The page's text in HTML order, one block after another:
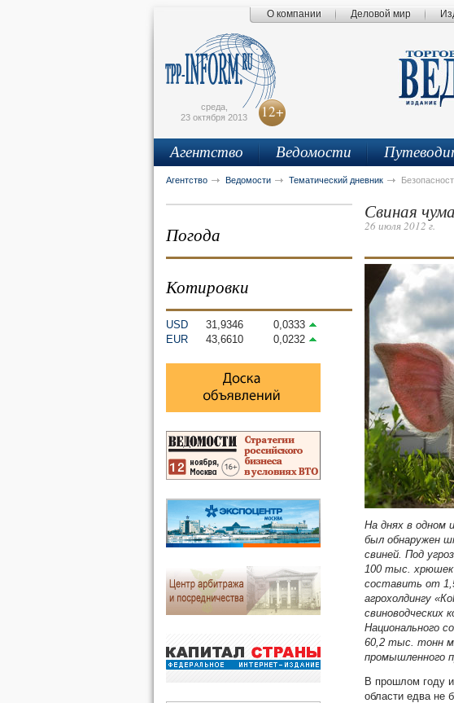
О компании Деловой мир
среда,
23 октября 2013
12+
Агентство Ведомости
Агентство Ведомости Тематический дневник
Погода
Котировки
USD 31,9346
0,0333
EUR
43,6610 0,0232
Свиная
26 июля 2012 г.
На днях в одном
был обнаружен
свиней. Под
100 тыс. хрюшек
составить от
агрохолдингу
свиноводческих
Национального
60,2 тыс. тонн
промышленного
В прошлом году
области едва не